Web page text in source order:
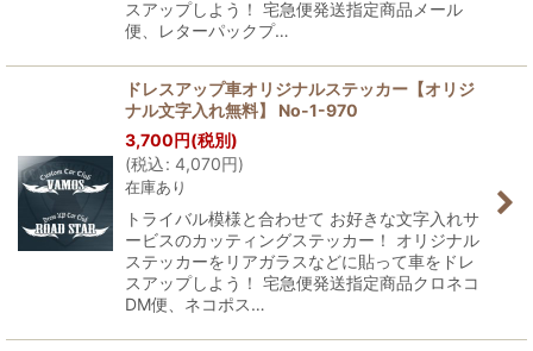
スアップしよう！ 宅急便発送指定商品メール
便、レターパックプ…
ドレスアップ車オリジナルステッカー【オリジ
ナル文字入れ無料】 No-1-970
3,700円(税別)
(税込: 4,070円)
在庫あり
トライバル模様と合わせて お好きな文字入れサ
ービスのカッティングステッカー！ オリジナル
ステッカーをリアガラスなどに貼って車をドレ
スアップしよう！ 宅急便発送指定商品クロネコ
DM便、ネコポス…